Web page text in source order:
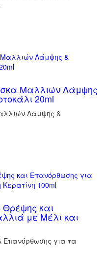
Μαλλιών Λάμψης
20ml
Λάμψης &
Θρέψης και
με Μέλι και
Επανόρθωσης για τα